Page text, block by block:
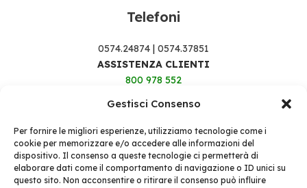
Gestisci Consenso
Per fornire le migliori esperienze, utilizziamo tecnologie come i
cookie per memorizzare e/o accedere alle informazioni del
dispositivo. Il consenso a queste tecnologie ci permetterà di
elaborare dati come il comportamento di navigazione o ID unici su
questo sito. Non acconsentire o ritirare il consenso può influire
Telefoni
0574.24874 | 0574.37851
ASSISTENZA CLIENTI
800 978 552